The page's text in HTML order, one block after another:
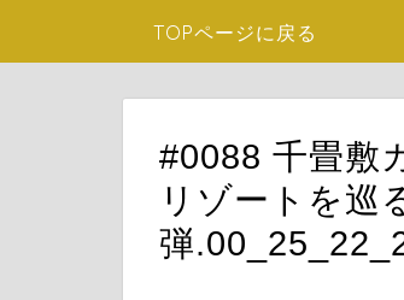
TOPページに戻る
#0088 千畳敷
リゾートを巡
弾